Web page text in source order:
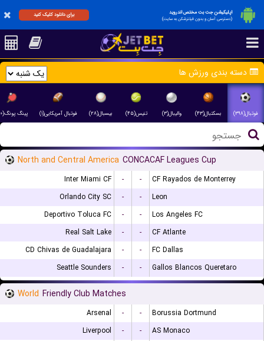
اپلیکیشن جت بت مختص اندروید
(دسترسی آسان و بدون فیلترشکن به سایت)
برای دانلود کلیک کنید
دسته بندی ورزش ها
فوتبال(۳۹۸) بسکتبال(۴۳) والیبال(۳) تنیس(۴۵) بیسبال(۲۸) فوتبال آمریکایی(۱) پینگ پونگ(۲۰)
North and Central America CONCACAF Leagues Cup
Inter Miami CF - -
CF Rayados de Monterrey
Orlando City SC
- -
Leon
Deportivo Toluca FC
- -
Los Angeles FC
Real Salt Lake
- -
CF Atlante
CD Chivas de Guadalajara
- -
FC Dallas
Seattle Sounders
- - Gallos Blancos Queretaro
World Friendly Club Matches
Arsenal - -
Borussia Dortmund
Liverpool
- -
AS Monaco